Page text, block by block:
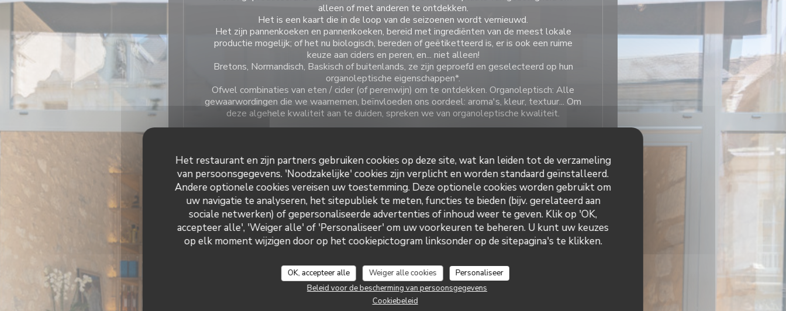
Het restaurant en zijn partners gebruiken cookies op deze site, wat kan leiden tot de verzameling
van persoonsgegevens. 'Noodzakelijke' cookies zijn verplicht en worden standaard geïnstalleerd.
Andere optionele cookies vereisen uw toestemming. Deze optionele cookies worden gebruikt om
uw navigatie te analyseren, het sitepubliek te meten, functies te bieden (bijv. gerelateerd aan
sociale netwerken) of gepersonaliseerde advertenties of inhoud weer te geven. Klik op 'OK,
accepteer alle', 'Weiger alle' of 'Personaliseer' om uw voorkeuren te beheren. U kunt uw keuzes
op elk moment wijzigen door op het cookiepictogram linksonder op de sitepagina's te klikken.
OK, accepteer alle Weiger alle cookies
Personaliseer
Beleid voor de bescherming van persoonsgegevens
Cookiebeleid
alleen of met anderen te ontdekken.
Het is een kaart die in de loop van de seizoenen wordt vernieuwd.
Het zijn pannenkoeken en pannenkoeken, bereid met ingrediënten van de meest lokale
productie mogelijk; of het nu biologisch, bereden of geëtiketteerd is, er is ook een ruime
keuze aan ciders en peren, en... niet alleen!
Bretons, Normandisch, Baskisch of buitenlands, ze zijn geproefd en geselecteerd op hun
organoleptische eigenschappen*.
Ofwel combinaties van eten / cider (of perenwijn) om te ontdekken. Organoleptisch: Alle
gewaarwordingen die we waarnemen, beïnvloeden ons oordeel: aroma's, kleur, textuur... Om
deze algehele kwaliteit aan te duiden, spreken we van organoleptische kwaliteit.
Algemene informatie
Keuken
Produits de saison, Traditionele keuken,
Eigengemaakt, vers product
Cave à Cidre, Pannekoekenbakkerij
Openingstijden
Maandag Gesloten
Din - Zat 12:00 - 13:30 19:00 - 21:30
Zondag